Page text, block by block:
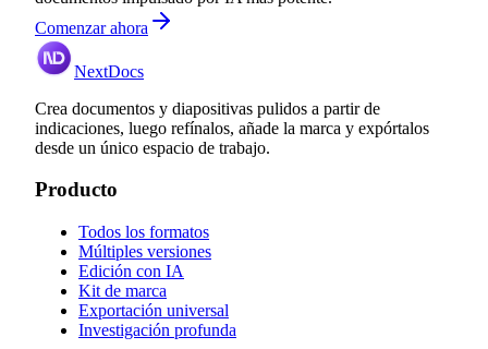
Comenzar ahora
NextDocs
Crea documentos y diapositivas pulidos a partir de
indicaciones, luego refínalos, añade la marca y expórtalos
desde un único espacio de trabajo.
Producto
Todos los formatos
Múltiples versiones
Edición con IA
Kit de marca
Exportación universal
Investigación profunda